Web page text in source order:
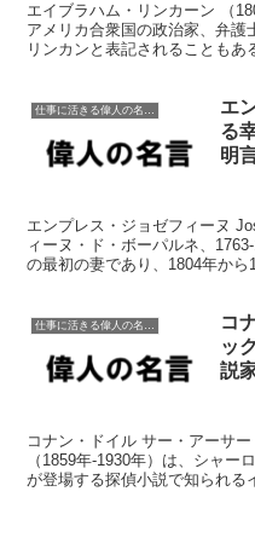
エイブラハム・リンカーン （
アメリカ合衆国の政治家、弁護
リンカンと表記されることも
仕事に活きる偉人の名言格言
エ
る
明
エンプレス・ジョゼフィーヌ
ィーヌ・ド・ボーパルネ、
の最初の妻であり、1804年か
仕事に活きる偉人の名言格言
コ
ッ
説
コナン・ドイル サー・アーサ
（1859年-1930年）は、シャー
が登場する探偵小説で知られる